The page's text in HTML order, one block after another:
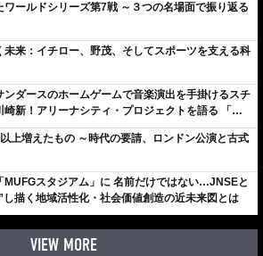
ワールドシリーズ第7戦 ～３つの名場面で振り返る
未来：イチロー、野茂、そしてスポーツを支える科
ンダースのホームゲームで音楽演出を手掛けるスチ
崎新！アリーナシティ・プロジェクトを語る 「楽
でしょ。川崎は、ずっと成長曲線だから」
上増えたもの ～時代の要請、ロンドン公演と古式
MUFGスタジアム」に 名前だけではない…JNSEと
し描く地域活性化・社会価値創造の近未来図とは
VIEW MORE